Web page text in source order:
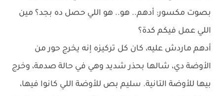
بصوت مكسور: أدهم.. هو.. هو اللي حصل ده بجد؟ مين
اللي عمل فيكم كدة؟
أدهم ماردش عليه، كان كل تركيزه إنه يخرج حور من
الأوضة دي، شالها بحذر شديد وهي في حالة صدمة، وخرج
بيها للأوضة التانية. سليم بص للأوضة اللي كانوا فيها،